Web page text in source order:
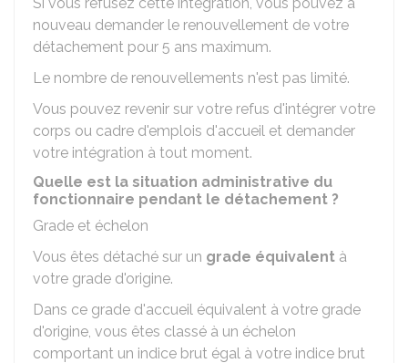
nouveau demander le renouvellement de votre
détachement pour 5 ans maximum.
Le nombre de renouvellements n'est pas limité.
Vous pouvez revenir sur votre refus d'intégrer votre
corps ou cadre d'emplois d'accueil et demander
votre intégration à tout moment.
Quelle est la situation administrative du
fonctionnaire pendant le détachement ?
Grade et échelon
Vous êtes détaché sur un grade équivalent à
votre grade d'origine.
Dans ce grade d'accueil équivalent à votre grade
d'origine, vous êtes classé à un échelon
comportant un indice brut égal à votre indice brut